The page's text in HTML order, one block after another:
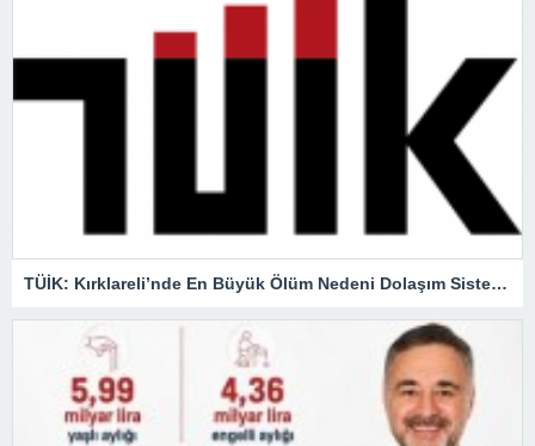
TÜİK: Kırklareli’nde En Büyük Ölüm Nedeni Dolaşım Sistemi Hastalıkları